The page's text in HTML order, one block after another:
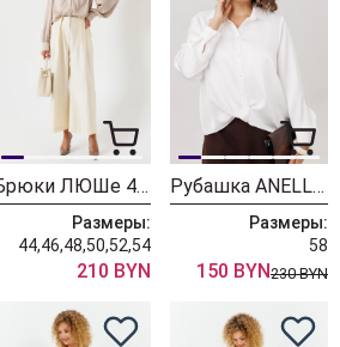
Брюки ЛЮШе 4436 молоко
Размеры:
44,46,48,50,52,54
210 BYN
Рубашка ANELLI LAUREL 1663 перламутровая жемчужина
Размеры:
58
150 BYN230 BYN